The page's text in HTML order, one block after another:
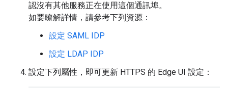
認沒有其他服務正在使用這個通訊埠。
如要瞭解詳情，請參考下列資源：
設定 SAML IDP
設定 LDAP IDP
設定下列屬性，即可更新 HTTPS 的 Edge UI 設定：